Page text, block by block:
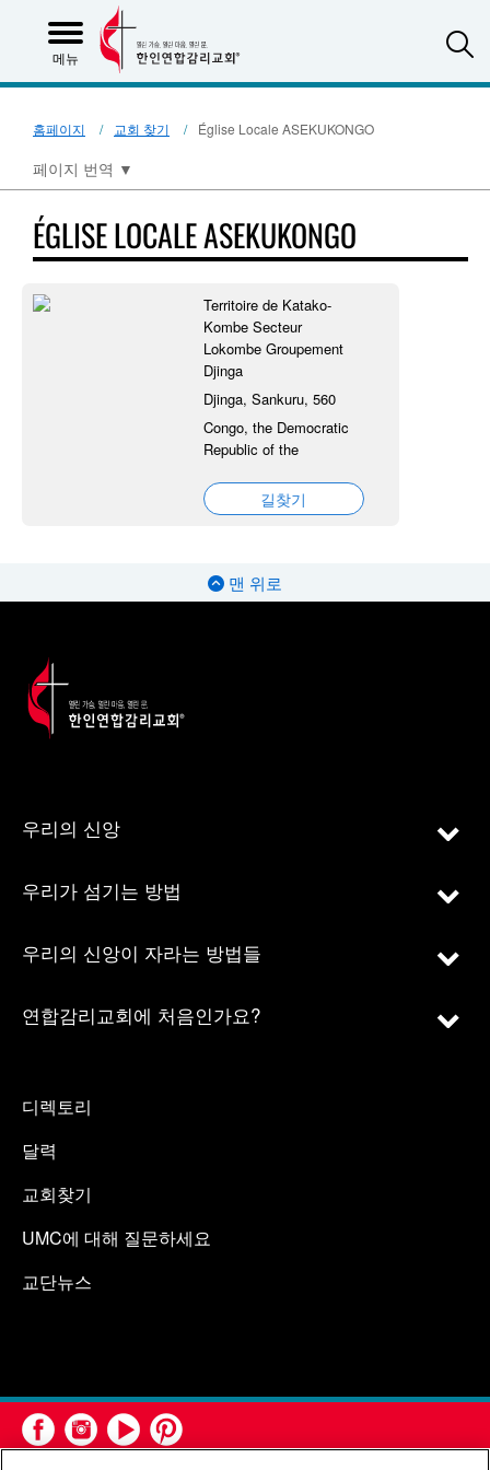
메뉴
홈페이지 교회 찾기 Église Locale ASEKUKONGO
페이지 번역 ▼
ÉGLISE LOCALE ASEKUKONGO
Territoire de Katako-
Kombe Secteur
Lokombe Groupement
Djinga
Djinga, Sankuru, 560
Congo, the Democratic
Republic of the
길찾기
맨 위로
우리의 신앙
우리가 섬기는 방법
우리의 신앙이 자라는 방법들
연합감리교회에 처음인가요?
디렉토리
달력
교회찾기
UMC에 대해 질문하세요
교단뉴스